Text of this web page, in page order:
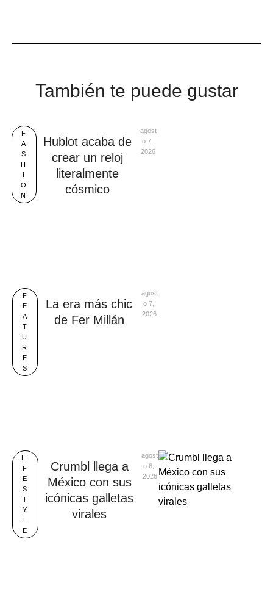
También te puede gustar
F
A
S
H
I
O
N
Hublot acaba de
crear un reloj
literalmente
cósmico
agost
o 7,
2026
F
E
A
T
U
R
E
S
La era más chic
de Fer Millán
agost
o 7,
2026
LI
F
E
S
T
Y
L
E
Crumbl llega a
México con sus
icónicas galletas
virales
agost
o 6,
2026